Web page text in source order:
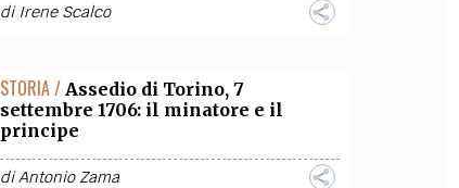
di Irene Scalco
STORIA / Assedio di Torino, 7
settembre 1706: il minatore e il
principe
diAntonio Zama